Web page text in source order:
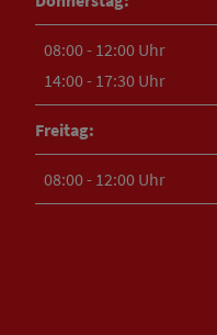
08:00 - 12:00 Uhr
14:00 - 17:30 Uhr
Freitag:
08:00 - 12:00 Uhr